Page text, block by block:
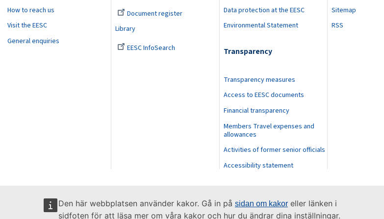
Den här webbplatsen använder kakor. Gå in på sidan om kakor eller länken i
sidfoten för att läsa mer om våra kakor och hur du ändrar dina inställningar.
How to reach us
Visit the EESC
General enquiries
Document register
Library
EESC InfoSearch
Data protection at the EESC
Environmental Statement
Transparency
Transparency measures
Access to EESC documents
Financial transparency
Members Travel expenses and
allowances
Activities of former senior officials
Accessibility statement
Sitemap
RSS